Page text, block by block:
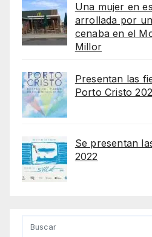
Una mujer en
arrollada por
cenaba en el
Millor
Presentan las
Porto Cristo
Se presentan
2022